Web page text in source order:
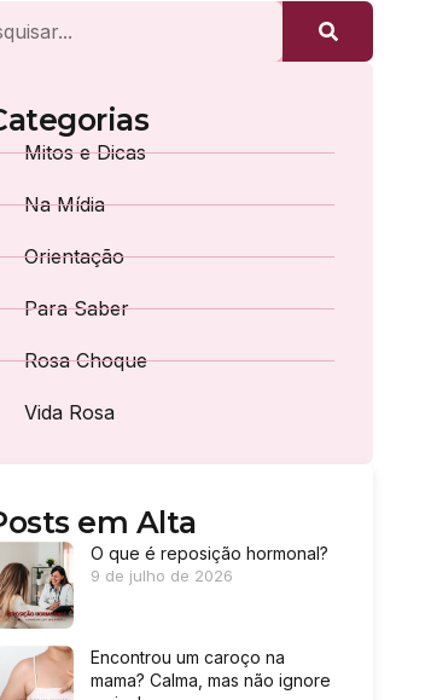
Mitos e Dicas
Na Mídia
Orientação
Para Saber
Rosa Choque
Vida Rosa
em Alta
O que é reposição hormonal?
9 de julho de 2026
Encontrou um caroço na
mama? Calma, mas não ignore